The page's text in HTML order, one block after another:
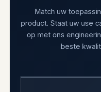
Match uw
product. Staat uw use
op met ons
beste